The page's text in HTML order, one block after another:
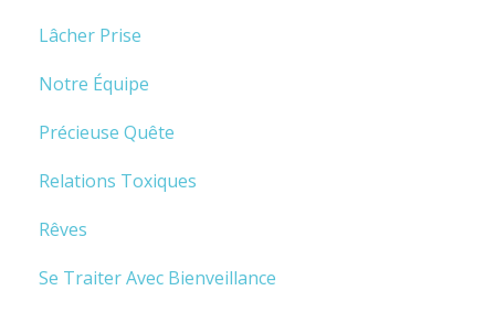
Lâcher Prise
Notre Équipe
Précieuse Quête
Relations Toxiques
Rêves
Se Traiter Avec Bienveillance